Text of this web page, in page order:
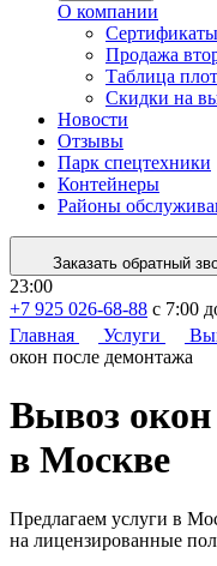
О компании
Сертификаты
Продажа
Таблица
Скидки на
Новости
Отзывы
Парк спецтехники
Контейнеры
Районы
Заказать обратный
23:00
+7 925 026-68-88 с 7:00
Главная Услуги
окон после демонтажа
Вывоз
в Москве
Предлагаем услуги в
на лицензированные